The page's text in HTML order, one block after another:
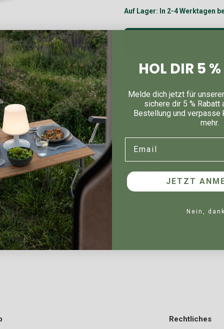
Auf Lager: In 2-4 Werktagen
Kochspaß fängt schon bei
zum Mischen von Salat oder
Produktdetails
Hinweise
Rechtliches
HOL DIR 5
Melde dich jetzt für
sichere dir 5 % Rabatt
Bestellung und verpasse
mehr.
JETZT
Nein,